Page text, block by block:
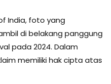
India, foto yang
di belakang panggung
pada 2024. Dalam
memiliki hak cipta atas